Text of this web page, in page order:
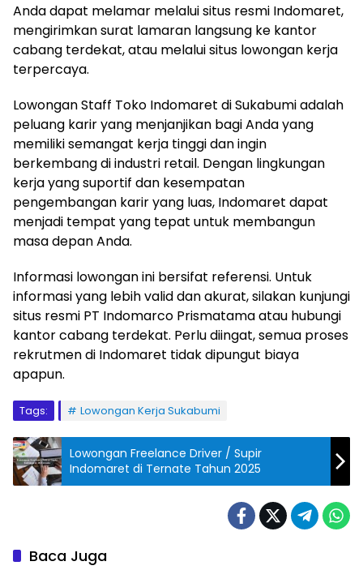
Anda dapat melamar melalui situs resmi Indomaret,
mengirimkan surat lamaran langsung ke kantor
cabang terdekat, atau melalui situs lowongan kerja
terpercaya.
Lowongan Staff Toko Indomaret di Sukabumi adalah
peluang karir yang menjanjikan bagi Anda yang
memiliki semangat kerja tinggi dan ingin
berkembang di industri retail. Dengan lingkungan
kerja yang suportif dan kesempatan
pengembangan karir yang luas, Indomaret dapat
menjadi tempat yang tepat untuk membangun
masa depan Anda.
Informasi lowongan ini bersifat referensi. Untuk
informasi yang lebih valid dan akurat, silakan kunjungi
situs resmi PT Indomarco Prismatama atau hubungi
kantor cabang terdekat. Perlu diingat, semua proses
rekrutmen di Indomaret tidak dipungut biaya
apapun.
Tags: Lowongan Kerja Sukabumi
Lowongan Freelance Driver / Supir
Indomaret di Ternate Tahun 2025
Baca Juga